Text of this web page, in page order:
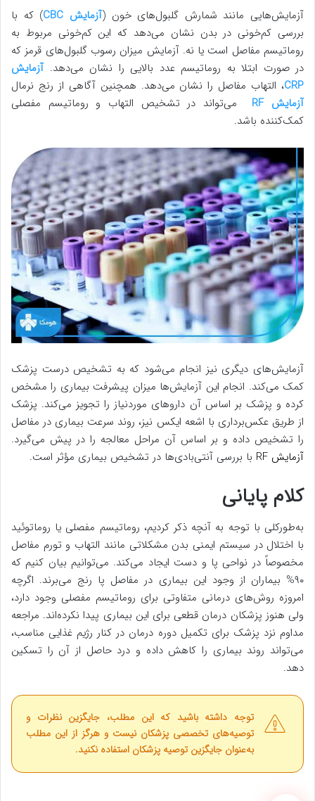
آزمایش‌هایی مانند شمارش گلبول‌های خون (آزمایش CBC
) که با
بررسی کم‌خونی در بدن نشان می‌دهد که این کم‌خونی مربوط به
روماتیسم مفاصل است یا نه. آزمایش میزان رسوب گلبول‌های قرمز که
در صورت ابتلا به روماتیسم عدد بالایی را نشان می‌دهد.آزمایش
CRP، التهاب مفاصل را نشان می‌دهد. همچنین آگاهی از رنج نرمال
آزمایش RF
می‌تواند در تشخیص التهاب و روماتیسم مفصلی
کمک‌کننده باشد.
آزمایش‌های دیگری نیز انجام می‌شود که به تشخیص درست پزشک
کمک می‌کند. انجام این آزمایش‌ها میزان پیشرفت بیماری را مشخص
کرده و پزشک بر اساس آن داروهای موردنیاز را تجویز می‌کند. پزشک
از طریق عکس‌برداری با اشعه ایکس نیز، روند سرعت بیماری در مفاصل
را تشخیص داده و بر اساس آن مراحل معالجه را در پیش می‌گیرد.
آزمایش RF
با بررسی آنتی‌بادی‌ها در تشخیص بیماری مؤثر است.
کلام پایانی
به‌طورکلی با توجه به آنچه ذکر کردیم، روماتیسم مفصلی یا روماتوئید
با اختلال در سیستم ایمنی بدن مشکلاتی مانند التهاب و تورم مفاصل
مخصوصاً در نواحی پا و دست ایجاد می‌کند. می‌توانیم بیان کنیم که
۹۰% بیماران از وجود این بیماری در مفاصل پا رنج می‌برند. اگرچه
امروزه روش‌های درمانی متفاوتی برای روماتیسم مفصلی وجود دارد،
ولی هنوز پزشکان درمان قطعی برای این بیماری پیدا نکرده‌اند. مراجعه
مداوم نزد پزشک برای تکمیل دوره درمان در کنار رژیم غذایی مناسب،
می‌تواند روند بیماری را کاهش داده و درد حاصل از آن را تسکین
دهد.
توجه داشته باشید که این مطلب، جایگزین نظرات و
توصیه‌های تخصصی پزشکان نیست و هرگز از این مطلب
به‌عنوان جایگزین توصیه پزشکان استفاده نکنید.